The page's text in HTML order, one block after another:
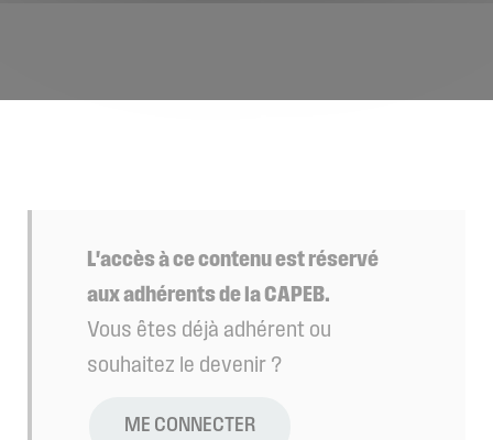
L'accès à ce contenu est réservé
aux adhérents de la CAPEB.
Vous êtes déjà adhérent ou
souhaitez le devenir ?
ME CONNECTER